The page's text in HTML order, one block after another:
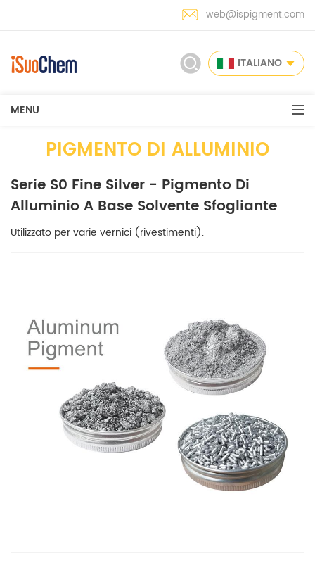
web@ispigment.com
ITALIANO
MENU
PIGMENTO DI ALLUMINIO
Serie S0 Fine Silver - Pigmento Di
Alluminio A Base Solvente Sfogliante
Utilizzato per varie vernici (rivestimenti).